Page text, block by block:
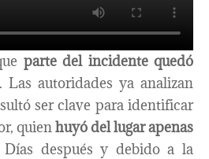
parte del incidente quedó
. Las autoridades ya analizan
ser clave para identificar
quienhuyó del lugar apenas
después y debido a la